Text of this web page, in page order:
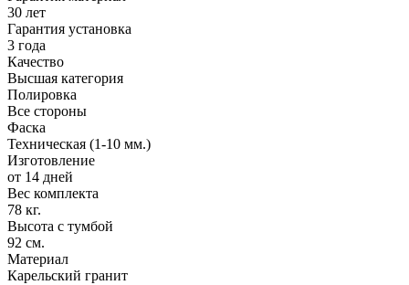
30 лет
Гарантия установка
3 года
Качество
Высшая категория
Полировка
Все стороны
Фаска
Техническая (1-10 мм.)
Изготовление
от 14 дней
Вес комплекта
78 кг.
Высота с тумбой
92 см.
Материал
Карельский гранит